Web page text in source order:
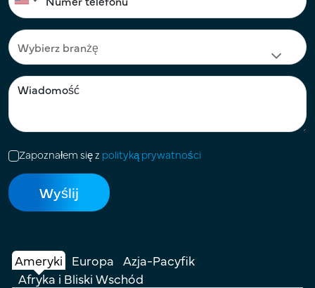
Zapoznałem się z polityką prywatności
Ameryki Europa Azja-Pacyfik
Afryka i Bliski Wschód